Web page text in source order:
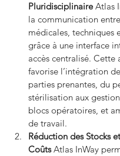
Pluridisciplinaire Atlas
la communication
médicales, techniques
grâce à une interface
accès centralisé. Cette
favorise l’intégration
parties prenantes, du
stérilisation aux
blocs opératoires, et
de travail.
Réduction des Stocks
Coûts Atlas InWay